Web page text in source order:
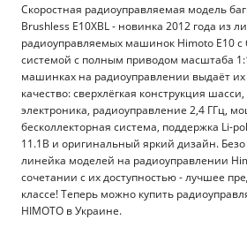
Скоростная радиоуправляемая модель
Brushless E10XBL - новинка 2012 года из
радиоуправляемых машинок Himoto E10 с
системой с полным приводом масштаба
машинках на радиоуправлении выдаёт
качество: сверхлёгкая конструкция
электроника, радиоуправление 2,4 ГГц,
бесколлекторная система, поддержка Li-
11.1В и оригинальный яркий дизайн.
линейка моделей на радиоуправлении
сочетании с их доступностью - лучшее
классе! Теперь можно купить
HIMOTO в Украине.